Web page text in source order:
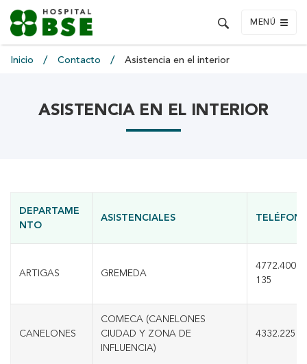
MENÚ
Inicio Contacto Asistencia en el interior
ASISTENCIA EN EL INTERIOR
DEPARTAME
NTO
ASISTENCIALES
ARTIGAS GREMEDA
4772.4001
135
CANELONES
COMECA (CANELONES
CIUDAD Y ZONA DE
INFLUENCIA)
4332.2250